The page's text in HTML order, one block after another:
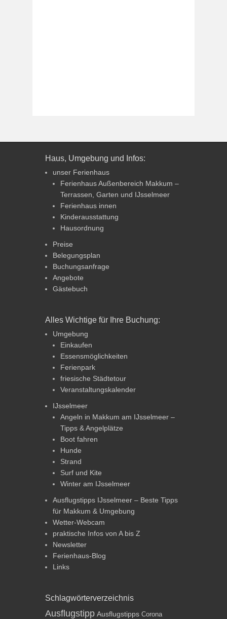
Haus, Umgebung und Infos:
unser Ferienhaus
Ferienhaus Außenbereich Makkum –
Terrassen, Garten und IJsselmeer
Ferienhaus innen
Kinderausstattung
Hausordnung
Preise
Belegungsplan
Buchungsanfrage
Angebote
Gästebuch
Alles Wichtige für Ihre Buchung:
Umgebung
Einkaufen
Essensmöglichkeiten
Ferienpark
friesische Städtetour
Veranstaltungskalender
IJsselmeer
Angeln in Makkum am IJsselmeer –
Tipps & Angelplätze
Boot fahren
Hunde
Strand
Surf und Kite
Winter am IJsselmeer
Ausflugstipps IJsselmeer – Beste Tipps
für Makkum & Umgebung
Wetter-Webcam
praktische Infos von A bis Z
Newsletter
Ferienhaus-Blog
Links
Schlagwörterverzeichnis
Ausflugstipp Ausflugstipps Corona